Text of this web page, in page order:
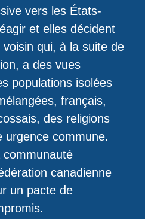
vers les États-
et elles décident
voisin qui, à la suite de
a des vues
populations isolées
français,
des religions
urgence commune.
canadienne
un pacte de